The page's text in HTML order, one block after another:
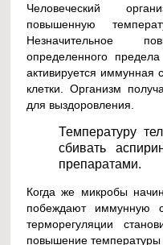
Человеческий
повышенную
Незначительное
определенного
активируется иммунная
клетки. Организм
для выздоровления.
Температуру
сбивать
препаратами.
Когда же микробы
побеждают иммунную
терморегуляции
повышение температуры